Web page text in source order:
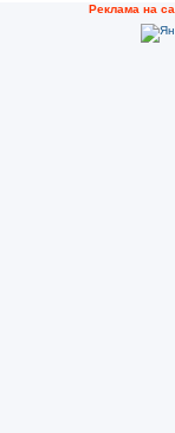
Рeклама на